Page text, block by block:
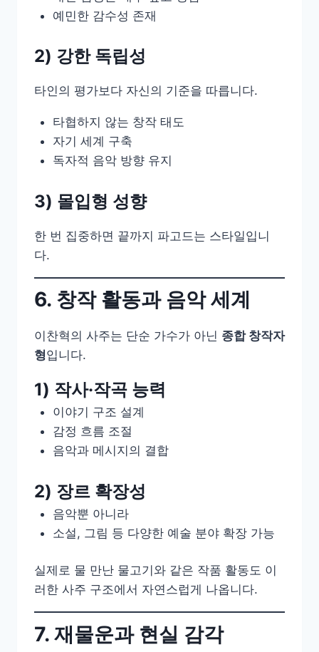
예민한 감수성 존재
2) 강한 독립성
타인의 평가보다 자신의 기준을 따릅니다.
타협하지 않는 창작 태도
자기 세계 구축
독자적 음악 방향 유지
3) 몰입형 성향
한 번 집중하면 끝까지 파고드는 스타일입니
다.
6. 창작 활동과 음악 세계
이찬혁의 사주는 단순 가수가 아닌 종합 창작자
형입니다.
1) 작사·작곡 능력
이야기 구조 설계
감정 흐름 조절
음악과 메시지의 결합
2) 장르 확장성
음악뿐 아니라
소설, 그림 등 다양한 예술 분야 확장 가능
실제로 물 만난 물고기와 같은 작품 활동도 이
러한 사주 구조에서 자연스럽게 나옵니다.
7. 재물운과 현실 감각